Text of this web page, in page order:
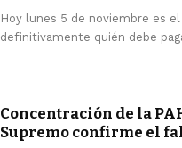
Hoy lunes 5 de noviembre es
definitivamente quién debe
Concentración de la
Supremo confirme el